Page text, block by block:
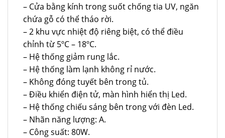
– Cửa bằng kính trong suốt chống tia UV, ngăn
chứa gỗ có thể tháo rời.
– 2 khu vực nhiệt độ riêng biệt, có thể điều
chỉnh từ 5ºC – 18ºC.
– Hệ thống giảm rung lắc.
– Hệ thống làm lạnh không rỉ nước.
– Không đóng tuyết bên trong tủ.
– Điều khiển điện tử, màn hình hiển thị Led.
– Hệ thống chiếu sáng bên trong với đèn Led.
– Nhãn năng lượng: A.
– Công suất: 80W.